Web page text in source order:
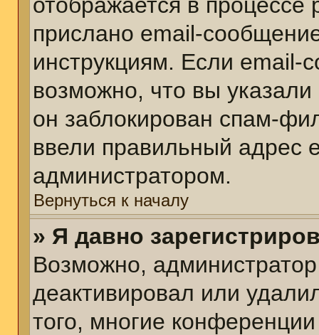
прислано email-
инструкциям. Если email-
возможно, что вы
он заблокирован спам-
ввели правильный адрес
администратором.
Вернуться к началу
» Я давно
Возможно,
деактивировал или
того, многие